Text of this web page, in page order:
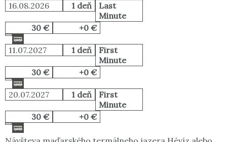
16.08.2026 1 deň
Last
Minute
30 €
+0 €
11.07.2027 1 deň
First
Minute
30 €
+0 €
20.07.2027 1 deň
First
Minute
30 €
+0 €